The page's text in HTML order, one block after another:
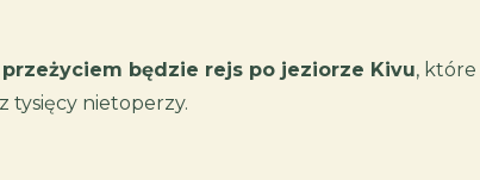
będzie rejs po jeziorze Kivu,
tysięcy nietoperzy.